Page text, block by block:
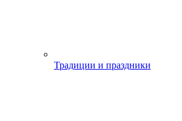
Традиции и праздники